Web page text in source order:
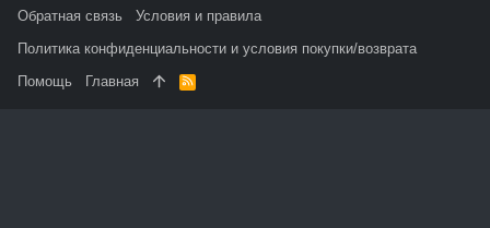
Обратная связь
Условия и правила
Политика конфиденциальности и условия покупки/возврата
Помощь
Главная
R